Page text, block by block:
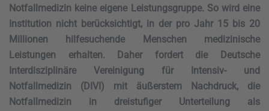
Notfallmedizin keine eigene Leistungsgruppe. So wird eine
Institution nicht berücksichtigt, in der pro Jahr 15 bis 20
Millionen hilfesuchende Menschen medizinische
Leistungen erhalten. Daher fordert die Deutsche
Interdisziplinäre Vereinigung für Intensiv- und
Notfallmedizin (DIVI) mit äußerstem Nachdruck, die
Notfallmedizin in dreistufiger Unterteilung als